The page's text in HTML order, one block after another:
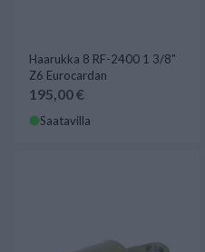
Haarukka 8 RF-2400 1 3/8"
Z6 Eurocardan
195,00 €
Saatavilla